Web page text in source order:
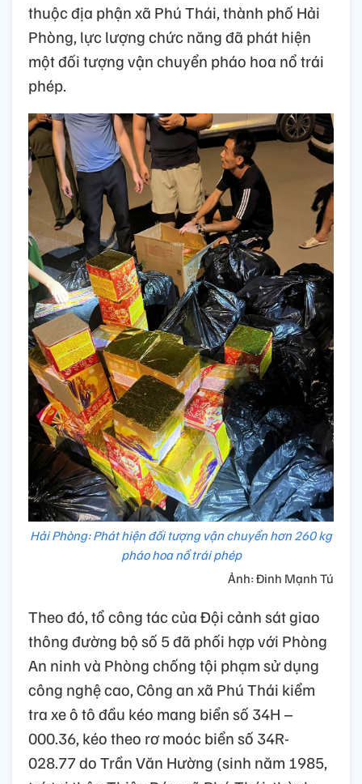
thuộc địa phận xã Phú Thái, thành phố Hải
Phòng, lực lượng chức năng đã phát hiện
một đối tượng vận chuyển pháo hoa nổ trái
phép.
Hải Phòng: Phát hiện đối tượng vận chuyển hơn 260 kg
pháo hoa nổ trái phép
Ảnh: Đinh Mạnh Tú
Theo đó, tổ công tác của Đội cảnh sát giao
thông đường bộ số 5 đã phối hợp với Phòng
An ninh và Phòng chống tội phạm sử dụng
công nghệ cao, Công an xã Phú Thái kiểm
tra xe ô tô đầu kéo mang biển số 34H –
000.36, kéo theo rơ moóc biển số 34R-
028.77 do Trần Văn Hường (sinh năm 1985,